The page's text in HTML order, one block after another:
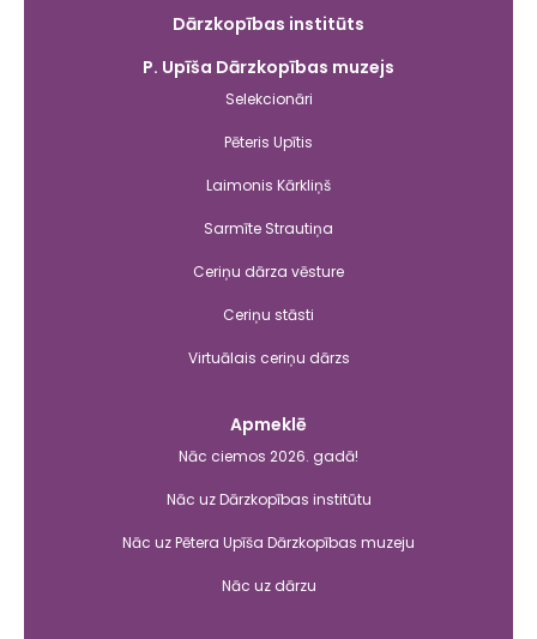
Dārzkopības institūts
P. Upīša Dārzkopības muzejs
Selekcionāri
Pēteris Upītis
Laimonis Kārkliņš
Sarmīte Strautiņa
Ceriņu dārza vēsture
Ceriņu stāsti
Virtuālais ceriņu dārzs
Apmeklē
Nāc ciemos 2026. gadā!
Nāc uz Dārzkopības institūtu
Nāc uz Pētera Upīša Dārzkopības muzeju
Nāc uz dārzu